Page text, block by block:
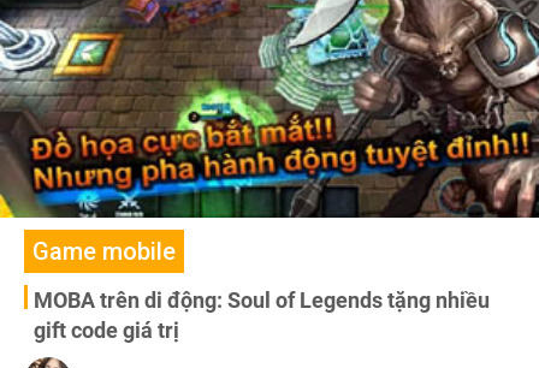
Game mobile
MOBA trên di động: Soul of Legends tặng nhiều
gift code giá trị